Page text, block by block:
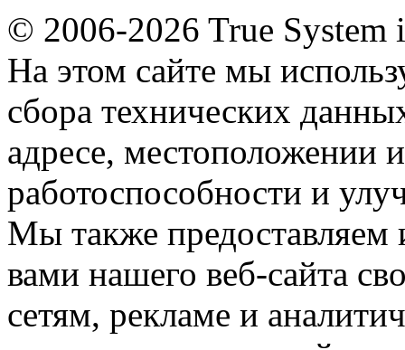
© 2006-2026 True System
На этом сайте мы
сбора технических
адресе, местоположении
работоспособности и
Мы также
вами нашего веб-сайта
сетям, рекламе и